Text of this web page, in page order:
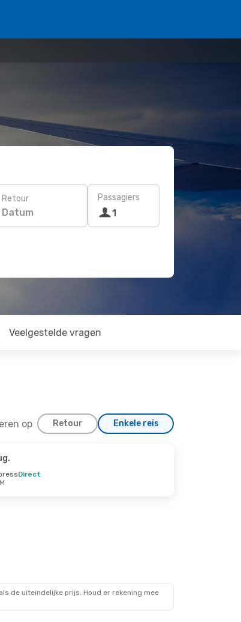
Retour
Datum
Passagiers
1
Veelgestelde vragen
op Retour Enkele reis
Direct
de uiteindelijke prijs. Houd er rekening mee